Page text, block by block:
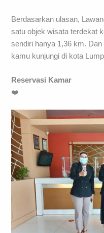
Berdasarkan ulasan,
satu objek wisata terdekat
sendiri hanya 1,36 km.
kamu kunjungi di kota
Reservasi Kamar
❤️